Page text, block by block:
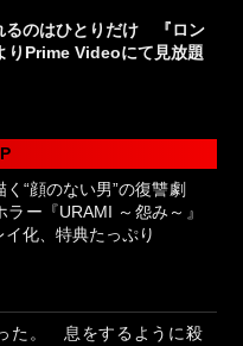
るのはひとりだけ 『ロン
りPrime Videoにて見放題
く“顔のない男”の復讐劇
ー『URAMI ～怨み～』
イ化、特典たっぷり
た。 息をするように殺